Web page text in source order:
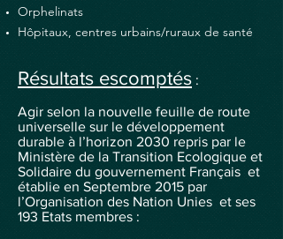
Orphelinats
Hôpitaux, centres urbains/ruraux de santé
Résultats escomptés :
Agir selon la nouvelle feuille de route
universelle sur le développement
durable à l’horizon 2030 repris par le
Ministère de la Transition Ecologique et
Solidaire du gouvernement Français et
établie en Septembre 2015 par
l’Organisation des Nation Unies et ses
193 Etats membres :